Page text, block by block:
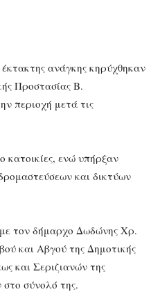
ανάγκης κηρύχθηκαν
Προστασίας Β.
περιοχή μετά τις
κατοικίες, ενώ υπήρξαν
και δικτύων
με τον δήμαρχο Δωδώνης Χρ.
και Αβγού της Δημοτικής
και Σεριζιανών της
σύνολό της.